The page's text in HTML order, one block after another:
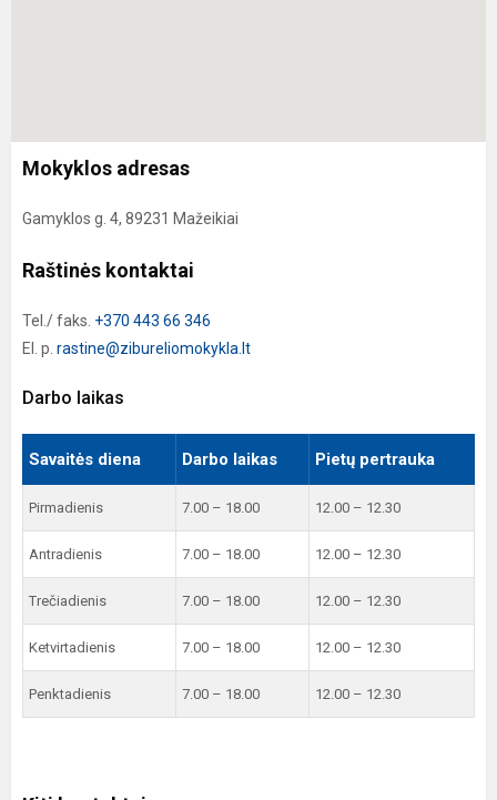
Mokyklos adresas
Gamyklos g. 4, 89231 Mažeikiai
Raštinės kontaktai
Tel./ faks. +370 443 66 346
El. p. rastine@zibureliomokykla.lt
Darbo laikas
Savaitės diena Darbo laikas Pietų pertrauka
Pirmadienis 7.00 – 18.00 12.00 – 12.30
Antradienis 7.00 – 18.00 12.00 – 12.30
Trečiadienis 7.00 – 18.00 12.00 – 12.30
Ketvirtadienis 7.00 – 18.00 12.00 – 12.30
Penktadienis 7.00 – 18.00 12.00 – 12.30